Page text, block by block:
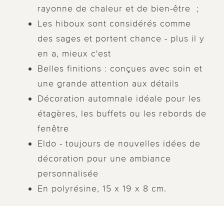
rayonne de chaleur et de bien-être ;
Les hiboux sont considérés comme
des sages et portent chance - plus il y
en a, mieux c'est
Belles finitions : conçues avec soin et
une grande attention aux détails
Décoration automnale idéale pour les
étagères, les buffets ou les rebords de
fenêtre
Eldo - toujours de nouvelles idées de
décoration pour une ambiance
personnalisée
En polyrésine, 15 x 19 x 8 cm.